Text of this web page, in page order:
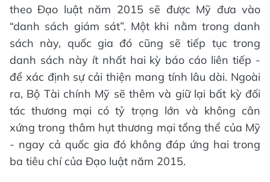
theo Đạo luật năm 2015 sẽ được Mỹ đưa vào
“danh sách giám sát”. Một khi nằm trong danh
sách này, quốc gia đó cũng sẽ tiếp tục trong
danh sách này ít nhất hai kỳ báo cáo liên tiếp -
để xác định sự cải thiện mang tính lâu dài. Ngoài
ra, Bộ Tài chính Mỹ sẽ thêm và giữ lại bất kỳ đối
tác thương mại có tỷ trọng lớn và không cân
xứng trong thâm hụt thương mại tổng thể của Mỹ
- ngay cả quốc gia đó không đáp ứng hai trong
ba tiêu chí của Đạo luật năm 2015.